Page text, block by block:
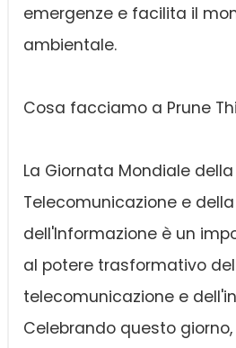
emergenze e facilita il
ambientale.
Cosa facciamo a Prune
La Giornata Mondiale della
Telecomunicazione e
dell'Informazione è un
al potere trasformativo
telecomunicazione e
Celebrando questo